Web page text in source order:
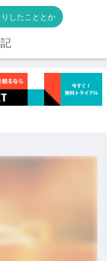
したこととか